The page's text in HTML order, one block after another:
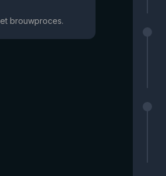
brouwproces.